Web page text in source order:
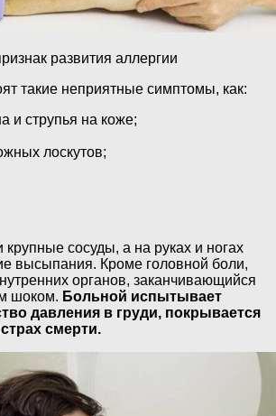
развития аллергии
такие неприятные симптомы, как:
и струпья на коже;
лоскутов;
крупные сосуды, а на руках и ногах
высыпания. Кроме головной боли,
органов, заканчивающийся
шоком. Больной испытывает
давления в груди, покрывается
смерти.